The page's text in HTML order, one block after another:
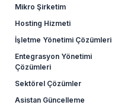
Mikro Şirketim
Hosting Hizmeti
İşletme Yönetimi Çözümleri
Entegrasyon Yönetimi
Çözümleri
Sektörel Çözümler
Asistan Güncelleme